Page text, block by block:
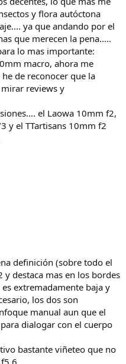
y flora autóctona
ya que andando por el
que merecen la pena.....
lo mas importante:
macro, ahora me
de reconocer que la
reviews y
el Laowa 10mm f2,
y el TTartisans 10mm f2
definición (sobre todo el
y destaca mas en los bordes
extremadamente baja y
los dos son
manual aun que el
dialogar con el cuerpo
bastante viñeteo que no